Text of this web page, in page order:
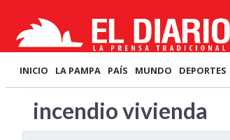
INICIO LA PAMPA PAÍS MUNDO DEPORTES
incendio vivienda